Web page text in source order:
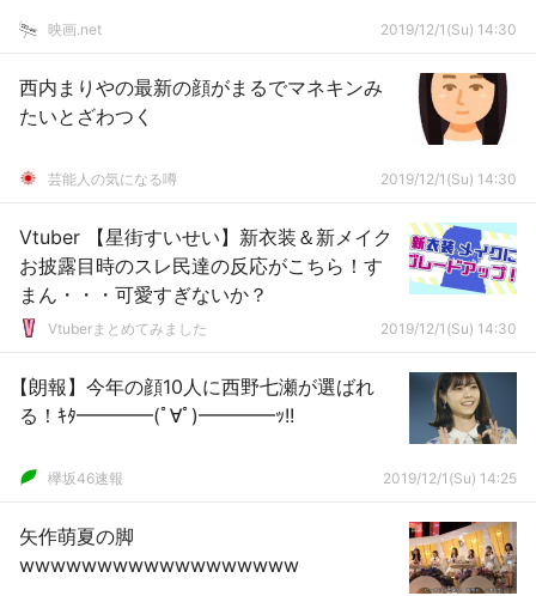
映画.net 2019/12/1(Su) 14:30
西内まりやの最新の顔がまるでマネキンみ
たいとざわつく
芸能人の気になる噂 2019/12/1(Su) 14:30
Vtuber 【星街すいせい】新衣装＆新メイク
お披露目時のスレ民達の反応がこちら！す
まん・・・可愛すぎないか？
Vtuberまとめてみました 2019/12/1(Su) 14:30
【朗報】今年の顔10人に西野七瀬が選ばれ
る！ｷﾀ━━━━(ﾟ∀ﾟ)━━━━ｯ!!
欅坂46速報 2019/12/1(Su) 14:25
矢作萌夏の脚
wwwwwwwwwwwwwwwwww